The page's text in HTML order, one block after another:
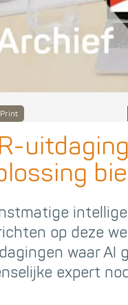
Print
op deze
waar AI
expert